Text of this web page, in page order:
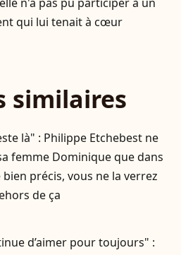
qui lui tenait à cœur
similaires
là" : Philippe Etchebest ne
femme Dominique que dans
précis, vous ne la verrez
de ça
d’aimer pour toujours" :